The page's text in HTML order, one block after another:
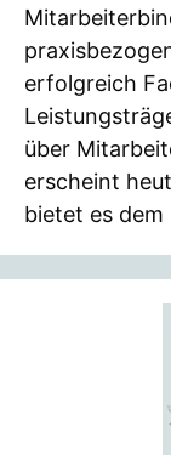
erfolgreich
über
erscheint
bietet es dem